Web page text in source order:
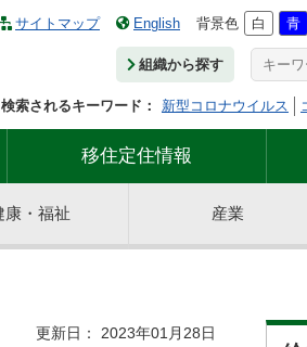
サイトマップ English 背景色 白 青
組織から探す
索されるキーワード： 新型コロナウイルス
移住定住情報
康・福祉 産業
更新日： 2023年01月28日